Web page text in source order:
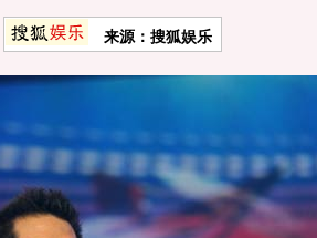
来源：搜狐娱乐